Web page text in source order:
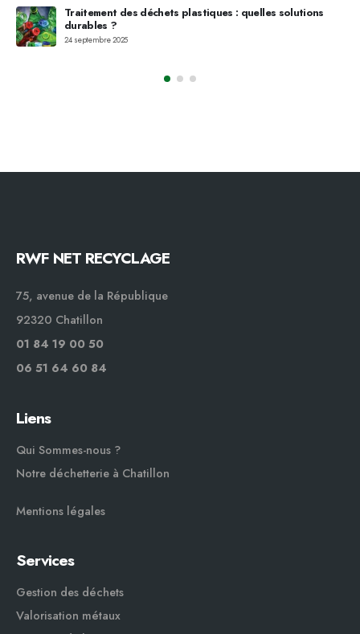
Traitement des déchets plastiques : quelles solutions
durables ?
24 septembre 2025
RWF NET RECYCLAGE
75, avenue de la République
92320 Chatillon
01 84 19 00 50
06 51 64 60 84
Liens
Qui Sommes-nous ?
Notre déchetterie à Chatillon
Mentions légales
Services
Gestion des déchets
Valorisation métaux